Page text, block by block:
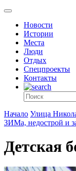
Новости
Истории
Места
Люди
Отдых
Спецпроекты
Контакты
Начало Улица
ЗИМа, недострой и
Детская